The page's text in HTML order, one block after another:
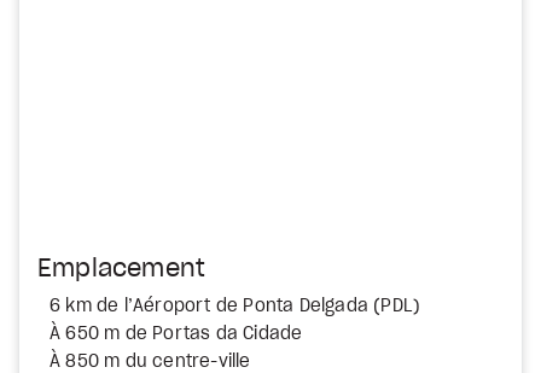
Emplacement
6 km de l’Aéroport de Ponta Delgada (PDL)
À 650 m de Portas da Cidade
À 850 m du centre-ville